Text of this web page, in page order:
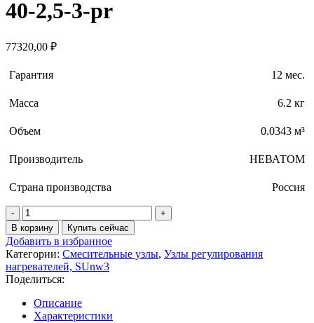
40-2,5-3-pr
77320,00 ₽
Гарантия 12 мес.
Масса 6.2 кг
Объем 0.0343 м³
Производитель НЕВАТОМ
Страна производства
Россия
Количество
товара
Смесительный
узел
SU
NW
3
40-
2,5-
В корзину Купить сейчас
Добавить в избранное
Категории: Смесительные узлы, Узлы регулирования
нагревателей, SUnw3
Поделиться:
Описание
Характеристики